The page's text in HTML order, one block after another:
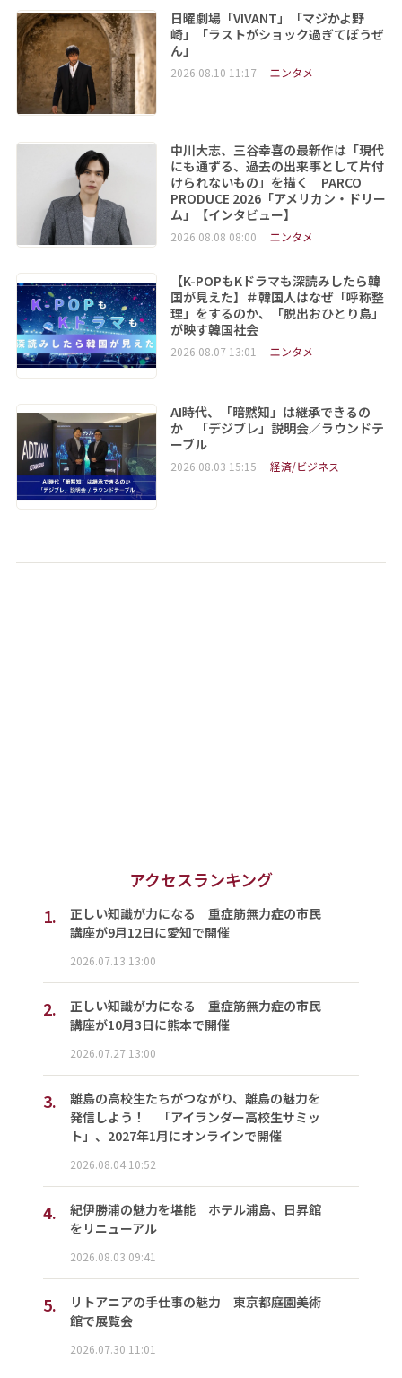
日曜劇場「VIVANT」「マジかよ野
崎」「ラストがショック過ぎてぼうぜ
ん」
2026.08.10 11:17 エンタメ
中川大志、三谷幸喜の最新作は「現代
にも通ずる、過去の出来事として片付
けられないもの」を描く PARCO
PRODUCE 2026「アメリカン・ドリー
ム」【インタビュー】
2026.08.08 08:00 エンタメ
【K-POPもKドラマも深読みしたら韓
国が見えた】＃韓国人はなぜ「呼称整
理」をするのか、「脱出おひとり島」
が映す韓国社会
2026.08.07 13:01 エンタメ
AI時代、「暗黙知」は継承できるの
か 「デジブレ」説明会／ラウンドテ
ーブル
2026.08.03 15:15 経済/ビジネス
アクセスランキング
1.
正しい知識が力になる 重症筋無力症の市民
講座が9月12日に愛知で開催
2026.07.13 13:00
2.
正しい知識が力になる 重症筋無力症の市民
講座が10月3日に熊本で開催
2026.07.27 13:00
3.
離島の高校生たちがつながり、離島の魅力を
発信しよう！ 「アイランダー高校生サミッ
ト」、2027年1月にオンラインで開催
2026.08.04 10:52
4.
紀伊勝浦の魅力を堪能 ホテル浦島、日昇館
をリニューアル
2026.08.03 09:41
5.
リトアニアの手仕事の魅力 東京都庭園美術
館で展覧会
2026.07.30 11:01